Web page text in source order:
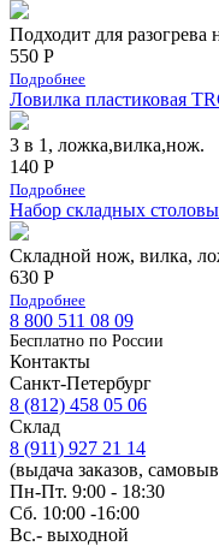
Подходит для разогрева
550 Р
Подробнее
Ловилка пластиковая
3 в 1, ложка,вилка,нож.
140 Р
Подробнее
Набор складных
Складной нож, вилка,
630 Р
Подробнее
8 800 511 08 09
Бесплатно по Роcсии
Контакты
Санкт-Петербург
8 (812) 458 05 06
Склад
8 (911) 927 21 14
(выдача заказов,
Пн-Пт. 9:00 - 18:30
Сб. 10:00 -16:00
Вс.- выходной